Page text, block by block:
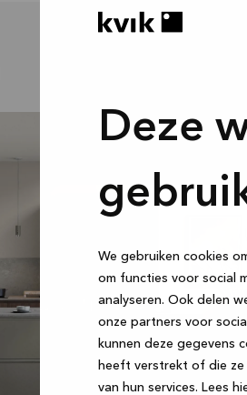
Deze
We gebruiken cookies
om functies voor social
analyseren. Ook delen
onze partners voor
kunnen deze gegevens
heeft verstrekt of die ze
van hun services. Lees